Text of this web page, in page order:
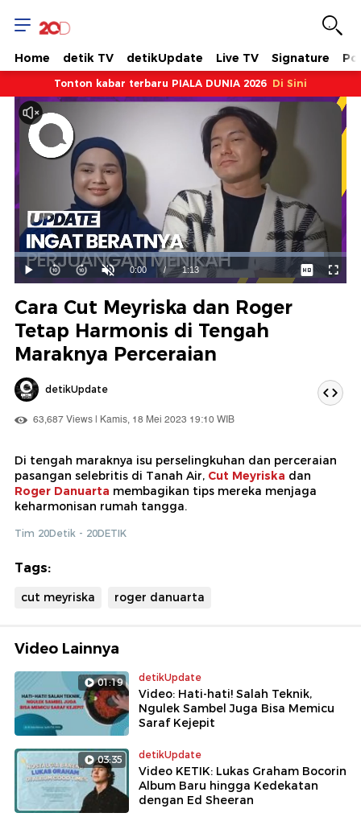
Home detik TV detikUpdate Live TV Signature
Tonton kabar terbaru PIALA DUNIA 2026 Di Sini
Mainkan
Suara
Hidup
Waktu
0:00 / Durasi
1:13
Dimuat:
93.09%
Cara Cut Meyriska dan Roger
Tetap Harmonis di Tengah
Maraknya Perceraian
detikUpdate
63,687 Views | Kamis, 18 Mei 2023 19:10 WIB
Di tengah maraknya isu perselingkuhan dan perceraian
pasangan selebritis di Tanah Air, Cut Meyriska dan
Roger Danuarta membagikan tips mereka menjaga
keharmonisan rumah tangga.
Tim 20Detik - 20DETIK
Tags:
cut meyriska roger danuarta
Video Lainnya
01:19 detikUpdate
Video: Hati-hati! Salah Teknik,
Ngulek Sambel Juga Bisa Memicu
Saraf Kejepit
03:35 detikUpdate
Video KETIK: Lukas Graham Bocorin
Album Baru hingga Kedekatan
dengan Ed Sheeran